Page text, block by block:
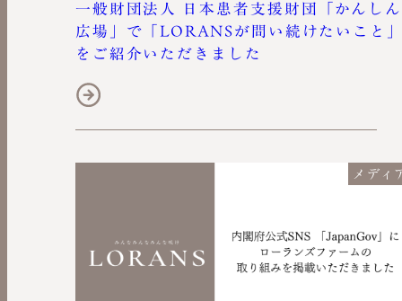
一般財団法人 日本患者支援財団「かんしん
広場」で「LORANSが問い続けたいこと
をご紹介いただきました
メディ